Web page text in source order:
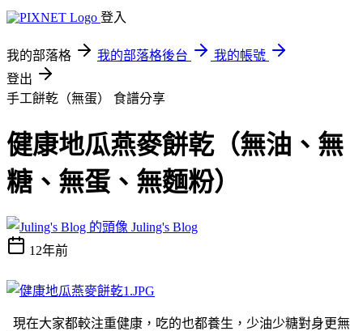
登入
我的部落格 我的部落格後台
我的帳號
登出
手工餅乾（無蛋） 食譜分享
健康地瓜燕麥餅乾（無油、無
糖、無蛋、無麵粉）
Juling's Blog
12年前
現在大家都較注重健康，吃的也都養生，少油少糖對身更無